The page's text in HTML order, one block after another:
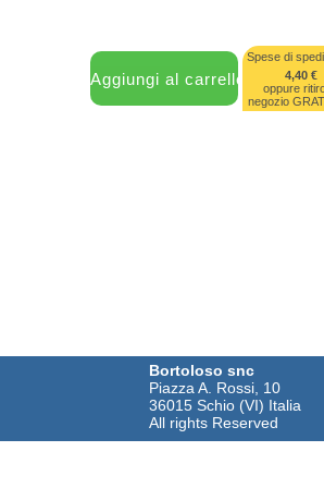
Spese di
4,40 €
oppure
negozio
Bortoloso snc
Piazza A. Rossi, 10
36015 Schio (VI) Italia
All rights Reserved